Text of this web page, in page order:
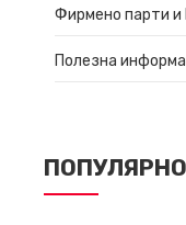
Фирмено парти и
Полезна
ПОПУЛЯРНО